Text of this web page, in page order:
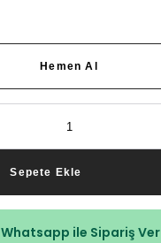
Hemen Al
Sepete Ekle
Whatsapp ile Sipariş Ver